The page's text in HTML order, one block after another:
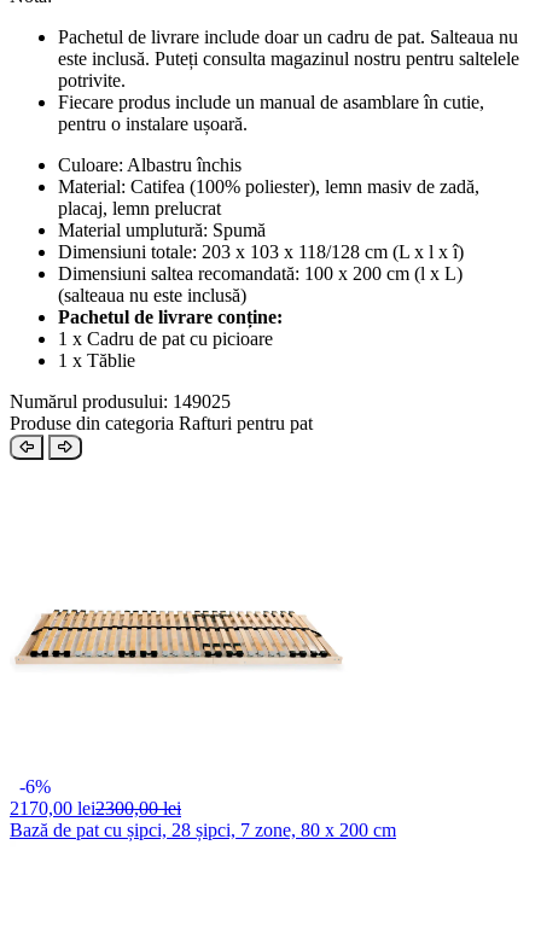
Pachetul de livrare include doar un cadru de pat. Salteaua nu
este inclusă. Puteți consulta magazinul nostru pentru saltelele
potrivite.
Fiecare produs include un manual de asamblare în cutie,
pentru o instalare ușoară.
Culoare: Albastru închis
Material: Catifea (100% poliester), lemn masiv de zadă,
placaj, lemn prelucrat
Material umplutură: Spumă
Dimensiuni totale: 203 x 103 x 118/128 cm (L x l x î)
Dimensiuni saltea recomandată: 100 x 200 cm (l x L)
(salteaua nu este inclusă)
Pachetul de livrare conține:
1 x Cadru de pat cu picioare
1 x Tăblie
Numărul produsului: 149025
Produse din categoria Rafturi pentru pat
-6%
2170,00 lei2300,00 lei
Bază de pat cu șipci, 28 șipci, 7 zone, 80 x 200 cm